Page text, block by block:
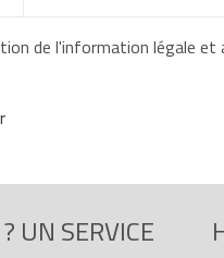
de l'information légale et
UN SERVICE